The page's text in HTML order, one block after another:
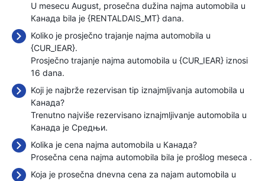
U mesecu August, prosečna dužina najma automobila u
Канада bila je {RENTALDAIS_MT} dana.
Koliko je prosječno trajanje najma automobila u
{CUR_IEAR}.
Prosječno trajanje najma automobila u {CUR_IEAR} iznosi
16 dana.
Koji je najbrže rezervisan tip iznajmljivanja automobila u
Канада?
Trenutno najviše rezervisano iznajmljivanje automobila u
Канада je Средњи.
Kolika je cena najma automobila u Канада?
Prosečna cena najma automobila bila je prošlog meseca .
Koja je prosečna dnevna cena za najam automobila u